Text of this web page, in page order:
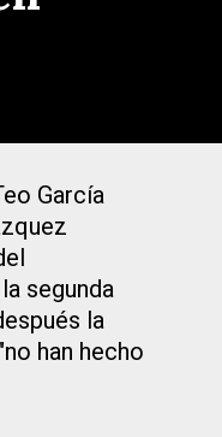
García
segunda
la
han hecho